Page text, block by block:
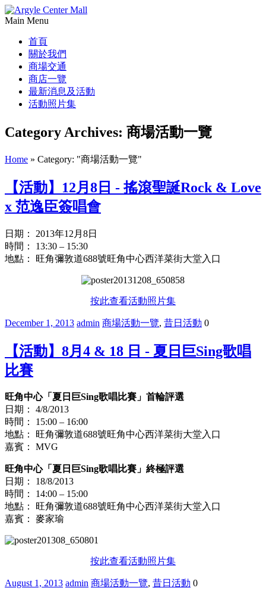
Main Menu
首頁
關於我們
商場交通
商店一覽
最新消息及活動
活動照片集
Category Archives: 商場活動一覽
Home » Category: "商場活動一覽"
【活動】12月8日 - 搖滾聖誕Rock & Love
x 范逸臣簽唱會
日期： 2013年12月8日
時間： 13:30 – 15:30
地點： 旺角彌敦道688號旺角中心西洋菜街大堂入口
按此查看活動照片集
December 1, 2013 admin 商場活動一覽, 昔日活動 0
【活動】8月4 & 18 日 - 夏日巨Sing歌唱
比賽
旺角中心「夏日巨Sing歌唱比賽」首輪評選
日期： 4/8/2013
時間： 15:00 – 16:00
地點： 旺角彌敦道688號旺角中心西洋菜街大堂入口
嘉賓： MVG
旺角中心「夏日巨Sing歌唱比賽」終極評選
日期： 18/8/2013
時間： 14:00 – 15:00
地點： 旺角彌敦道688號旺角中心西洋菜街大堂入口
嘉賓： 麥家瑜
按此查看活動照片集
August 1, 2013 admin 商場活動一覽, 昔日活動 0